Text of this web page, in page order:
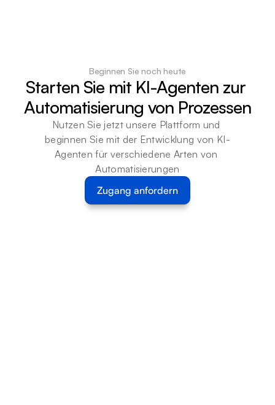
Beginnen Sie noch heute
Starten Sie mit KI-Agenten zur
Automatisierung von Prozessen
Nutzen Sie jetzt unsere Plattform und
beginnen Sie mit der Entwicklung von KI-
Agenten für verschiedene Arten von
Automatisierungen
Zugang anfordern